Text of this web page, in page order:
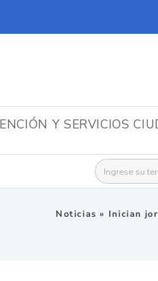
Y SERVICIOS
Buscar:
Noticias » Inician